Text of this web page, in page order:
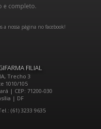
e completo.
a nossa página no facebook!
FILIAL
Trecho 3
1010/105
| CEP: 71200-030
| DF
(61) 3233 9635